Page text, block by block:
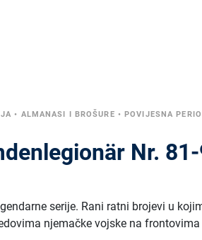
• ALMANASI I BROŠURE •POVIJESNA
Nr.
serije. Rani ratni brojevi u
njemačke vojske na frontovima